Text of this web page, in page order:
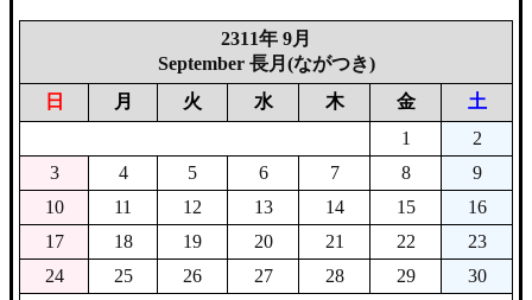
2311年 9月
September 長月(ながつき)
日
月 火 水 木 金
土
1
2
3
4 5 6 7 8
9
10
11 12 13 14 15
16
17
18 19 20 21 22
23
24
25 26 27 28 29
30